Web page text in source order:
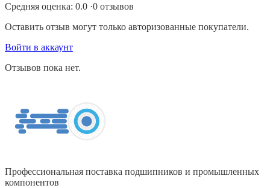
Средняя оценка: 0.0 ·0 отзывов
Оставить отзыв могут только авторизованные покупатели.
Войти в аккаунт
Отзывов пока нет.
Профессиональная поставка подшипников и промышленных
компонентов